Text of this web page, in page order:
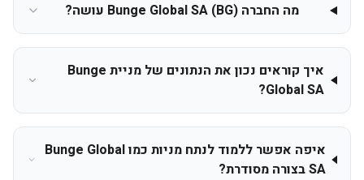
מה החברה Bunge Global SA (BG) עושה?
איך קוראים נכון את הנתונים של מניית Bunge
Global SA?
איפה אפשר ללמוד לנתח מניות כמו Bunge Global
SA בצורה מסודרת?